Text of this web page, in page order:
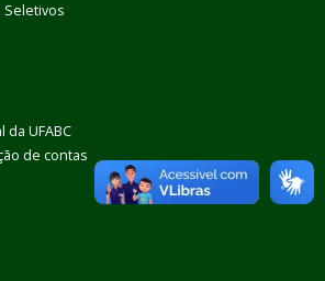
UFABC
de contas